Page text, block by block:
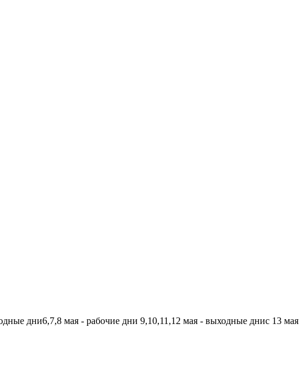
дни6,7,8 мая - рабочие дни 9,10,11,12 мая - выходные днис 13 мая